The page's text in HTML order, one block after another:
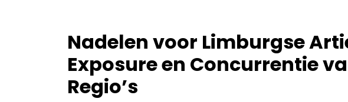
Nadelen voor Limburgse
Exposure en Concurrentie
Regio’s